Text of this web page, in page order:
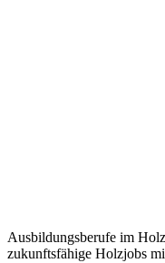
Ausbildungsberufe im
zukunftsfähige Holzjobs